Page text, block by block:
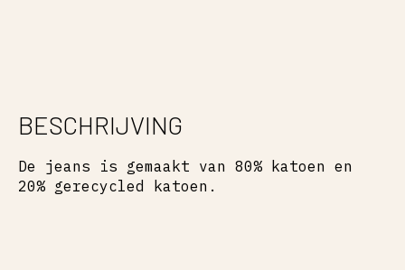
BESCHRIJVING
De jeans is gemaakt van 80% katoen en
20% gerecycled katoen.